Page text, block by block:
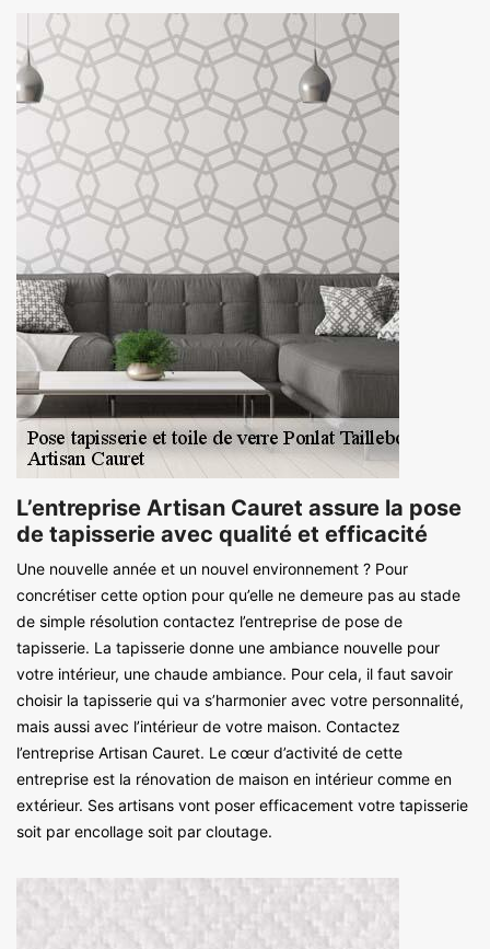
L’entreprise Artisan Cauret assure la pose
de tapisserie avec qualité et efficacité
Une nouvelle année et un nouvel environnement ? Pour
concrétiser cette option pour qu’elle ne demeure pas au stade
de simple résolution contactez l’entreprise de pose de
tapisserie. La tapisserie donne une ambiance nouvelle pour
votre intérieur, une chaude ambiance. Pour cela, il faut savoir
choisir la tapisserie qui va s’harmonier avec votre personnalité,
mais aussi avec l’intérieur de votre maison. Contactez
l’entreprise Artisan Cauret. Le cœur d’activité de cette
entreprise est la rénovation de maison en intérieur comme en
extérieur. Ses artisans vont poser efficacement votre tapisserie
soit par encollage soit par cloutage.